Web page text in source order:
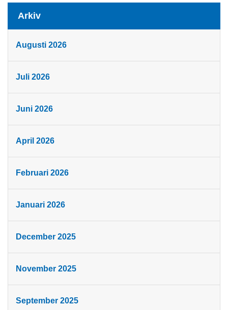
Arkiv
Augusti 2026
Juli 2026
Juni 2026
April 2026
Februari 2026
Januari 2026
December 2025
November 2025
September 2025